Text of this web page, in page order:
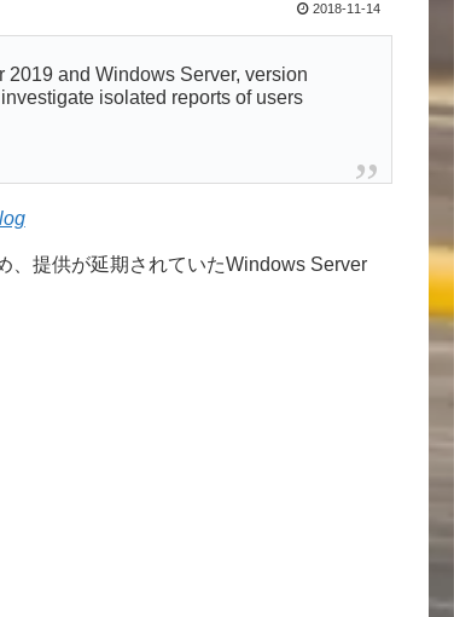
2018-11-14
and Windows Server, version
isolated reports of users
、提供が延期されていたWindows Server